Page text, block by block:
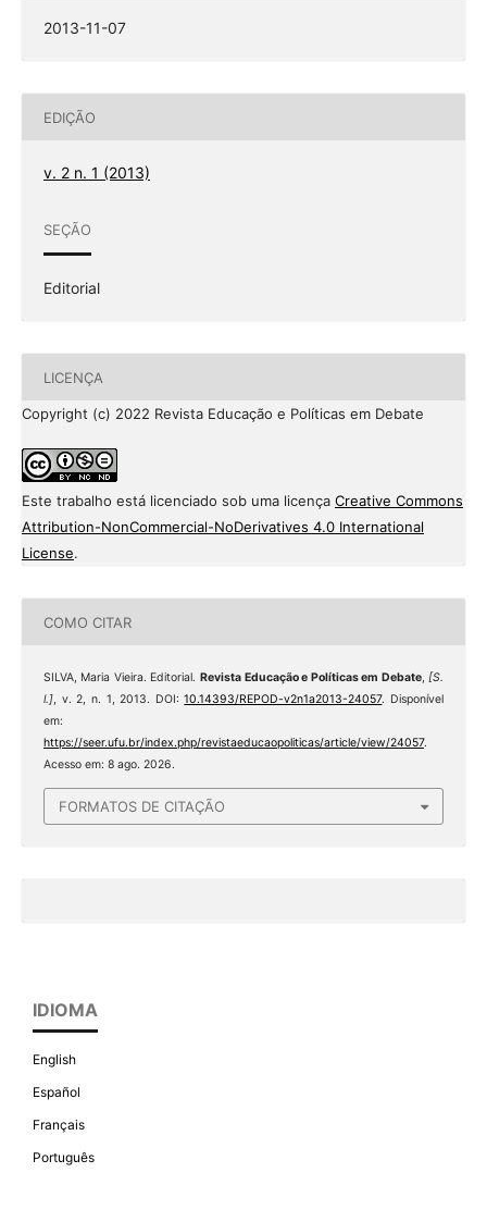
2013-11-07
EDIÇÃO
v. 2 n. 1 (2013)
SEÇÃO
Editorial
LICENÇA
Copyright (c) 2022 Revista Educação e Políticas em Debate
Este trabalho está licenciado sob uma licença Creative Commons
Attribution-NonCommercial-NoDerivatives 4.0 International
License.
COMO CITAR
SILVA, Maria Vieira. Editorial. Revista Educação e Políticas em Debate,[S.
l.], v. 2, n. 1, 2013. DOI:10.14393/REPOD-v2n1a2013-24057. Disponível
em:
https://seer.ufu.br/index.php/revistaeducaopoliticas/article/view/24057.
Acesso em: 8 ago. 2026.
FORMATOS DE CITAÇÃO
IDIOMA
English
Español
Français
Português